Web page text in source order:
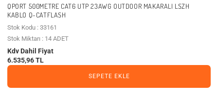
QPORT 500METRE CAT6 UTP 23AWG OUTDOOR MAKARALI LSZH
KABLO Q-CATFLASH
Stok Kodu : 33161
Stok Miktarı : 14 ADET
Kdv Dahil Fiyat
6.535,96 TL
SEPETE EKLE